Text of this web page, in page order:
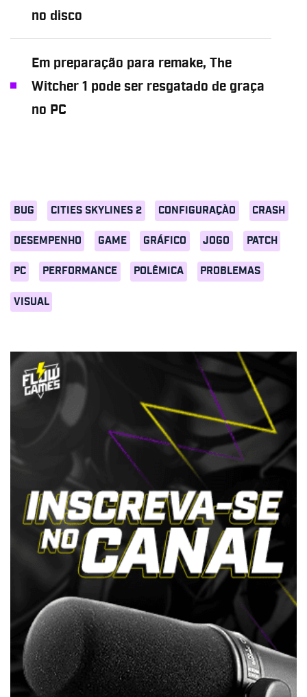
BUG CITIES SKYLINES 2 CONFIGURAÇÀO CRASH
DESEMPENHO GAME GRÁFICO JOGO PATCH
PC PERFORMANCE POLÊMICA PROBLEMAS
VISUAL
no disco
Em preparação para remake, The
Witcher 1 pode ser resgatado de graça
no PC